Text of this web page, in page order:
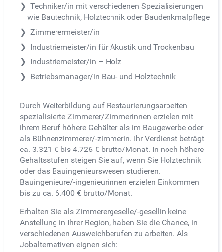
Techniker/in mit verschiedenen Spezialisierungen
wie Bautechnik, Holztechnik oder Baudenkmalpflege
Zimmerermeister/in
Industriemeister/in für Akustik und Trockenbau
Industriemeister/in – Holz
Betriebsmanager/in Bau- und Holztechnik
Durch Weiterbildung auf Restaurierungsarbeiten
spezialisierte Zimmerer/Zimmerinnen erzielen mit
ihrem Beruf höhere Gehälter als im Baugewerbe oder
als Bühnenzimmerer/-zimmerin. Ihr Verdienst beträgt
ca. 3.321 € bis 4.726 € brutto/Monat. In noch höhere
Gehaltsstufen steigen Sie auf, wenn Sie Holztechnik
oder das Bauingenieurswesen studieren.
Bauingenieure/-ingenieurinnen erzielen Einkommen
bis zu ca. 6.400 € brutto/Monat.
Erhalten Sie als Zimmerergeselle/-gesellin keine
Anstellung in Ihrer Region, haben Sie die Chance, in
verschiedenen Ausweichberufen zu arbeiten. Als
Jobalternativen eignen sich: